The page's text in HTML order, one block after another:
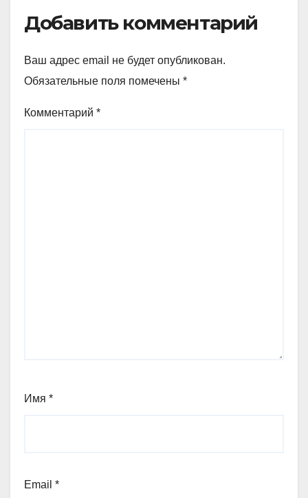
Добавить комментарий
Ваш адрес email не будет опубликован.
Обязательные поля помечены *
Комментарий *
Имя *
Email *